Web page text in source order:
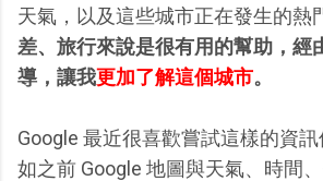
天氣，以及這些城市正在發生的熱
差、旅行來說是很有用的幫助，經
導，讓我更加了解這個城市。
Google 最近很喜歡嘗試這樣的資
如之前 Google 地圖與天氣、時間